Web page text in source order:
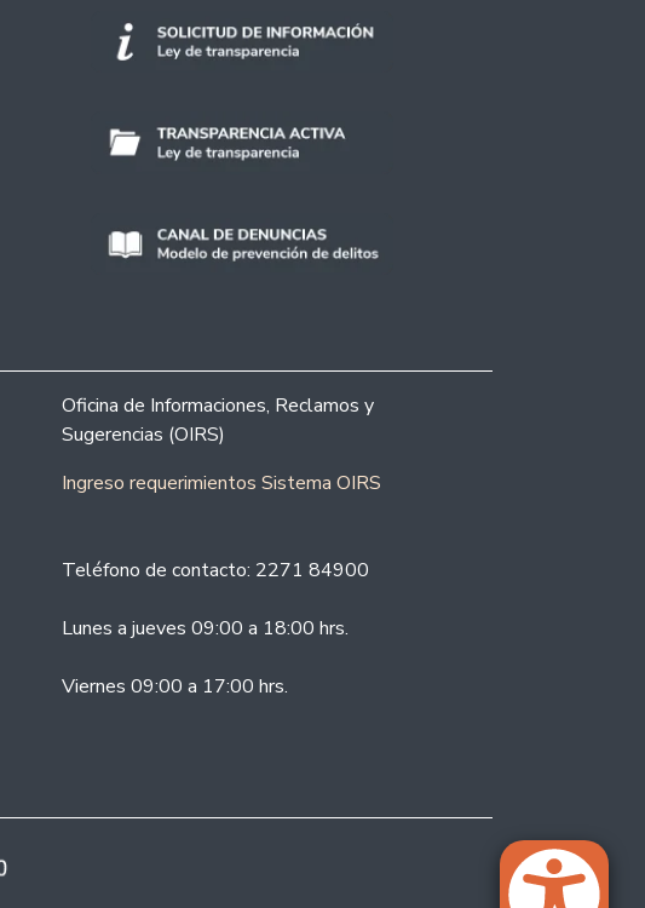
Oficina de Informaciones, Reclamos y
Sugerencias (OIRS)
Ingreso requerimientos Sistema OIRS
Teléfono de contacto: 2271 84900
Lunes a jueves 09:00 a 18:00 hrs.
Viernes 09:00 a 17:00 hrs.